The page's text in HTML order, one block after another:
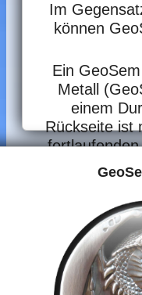
Im
können
Ein
Metall
einem
Rückseite ist
Die
Lauf; ob
Grafik ist
mit